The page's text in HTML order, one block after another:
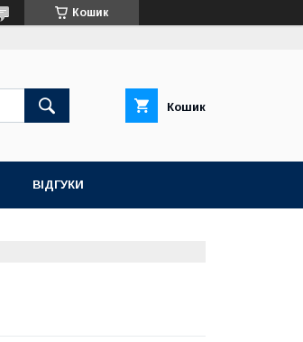
Кошик
Кошик
ВІДГУКИ